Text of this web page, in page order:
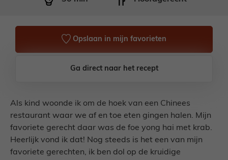
Opslaan in mijn favorieten
Ga direct naar het recept
Als kind woonde ik om de hoek van een Chinees
restaurant waar we af en toe eten gingen halen. Mijn
favoriete gerecht daar was de foe yong hai met krab.
Heerlijk vond ik dat! Nog steeds is het een van mijn
favoriete gerechten, ik ben dol op de kruidige